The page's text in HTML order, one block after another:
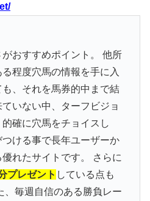
おすすめポイント。 他所
程度穴馬の情報を手に入
、それを馬券的中まで結
いない中、ターフビジョ
確に穴馬をチョイスし
つける事で長年ユーザーか
れたサイトです。 さらに
プレゼント している点も
、毎週自信のある勝負レー